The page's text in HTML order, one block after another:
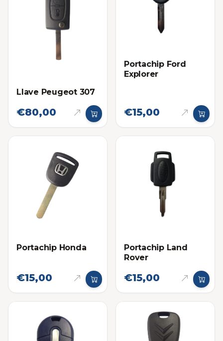
Llave Peugeot 307
€80,00
Portachip Ford
Explorer
€15,00
Portachip Honda
€15,00
Portachip Land
Rover
€15,00